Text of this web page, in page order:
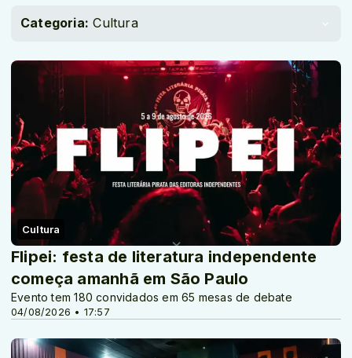
Categoria: Cultura
Cultura
04/08/2026 • 17:57
Flipei: festa de literatura independente
começa amanhã em São Paulo
Evento tem 180 convidados em 65 mesas de debate